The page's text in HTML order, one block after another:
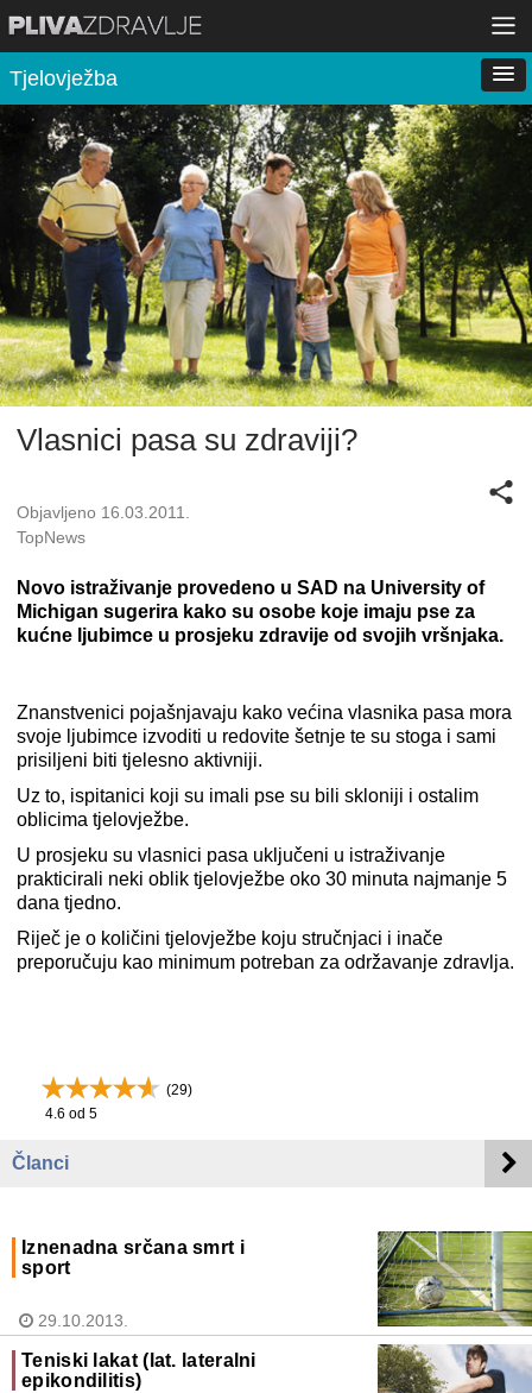
Tjelovježba
Vlasnici pasa su zdraviji?
Objavljeno 16.03.2011.
TopNews
Novo istraživanje provedeno u SAD na University of
Michigan sugerira kako su osobe koje imaju pse za
kućne ljubimce u prosjeku zdravije od svojih vršnjaka.
Znanstvenici pojašnjavaju kako većina vlasnika pasa mora
svoje ljubimce izvoditi u redovite šetnje te su stoga i sami
prisiljeni biti tjelesno aktivniji.
Uz to, ispitanici koji su imali pse su bili skloniji i ostalim
oblicima tjelovježbe.
U prosjeku su vlasnici pasa uključeni u istraživanje
prakticirali neki oblik tjelovježbe oko 30 minuta najmanje 5
dana tjedno.
Riječ je o količini tjelovježbe koju stručnjaci i inače
preporučuju kao minimum potreban za održavanje zdravlja.
(29)
4.6 od 5
Članci
Iznenadna srčana smrt i
sport
29.10.2013.
Teniski lakat (lat. lateralni
epikondilitis)